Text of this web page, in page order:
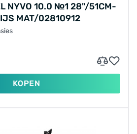
NYVO 10.0 №1 28"/51CM-
MAT/02810912
KOPEN